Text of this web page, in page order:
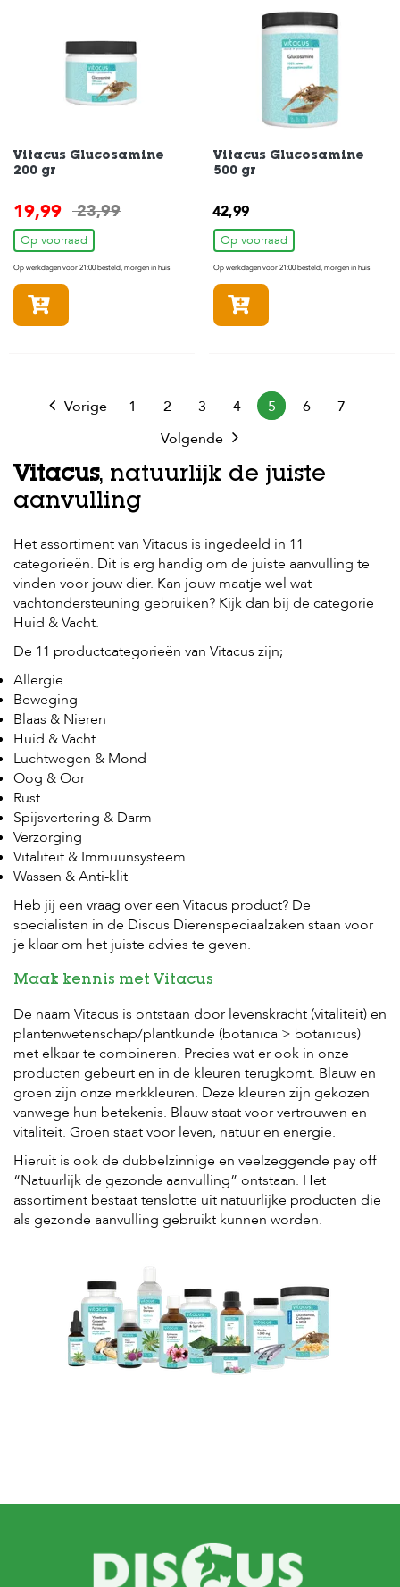
Vitacus Glucosamine
200 gr
23,99
19,99
Op voorraad
Op werkdagen voor 21:00 besteld, morgen in huis
Vitacus Glucosamine
500 gr
42,99
Op voorraad
Op werkdagen voor 21:00 besteld, morgen in huis
Vorige 1 2 3 4 5 6
7
Volgende
Vitacus, natuurlijk de juiste
aanvulling
Het assortiment van Vitacus is ingedeeld in 11
categorieën. Dit is erg handig om de juiste aanvulling te
vinden voor jouw dier. Kan jouw maatje wel wat
vachtondersteuning gebruiken? Kijk dan bij de categorie
Huid & Vacht.
De 11 productcategorieën van Vitacus zijn;
Allergie
Beweging
Blaas & Nieren
Huid & Vacht
Luchtwegen & Mond
Oog & Oor
Rust
Spijsvertering & Darm
Verzorging
Vitaliteit & Immuunsysteem
Wassen & Anti-klit
Heb jij een vraag over een Vitacus product? De
specialisten in de Discus Dierenspeciaalzaken staan voor
je klaar om het juiste advies te geven.
Maak kennis met Vitacus
De naam Vitacus is ontstaan door levenskracht (vitaliteit) en
plantenwetenschap/plantkunde (botanica > botanicus)
met elkaar te combineren. Precies wat er ook in onze
producten gebeurt en in de kleuren terugkomt. Blauw en
groen zijn onze merkkleuren. Deze kleuren zijn gekozen
vanwege hun betekenis. Blauw staat voor vertrouwen en
vitaliteit. Groen staat voor leven, natuur en energie.
Hieruit is ook de dubbelzinnige en veelzeggende pay off
“Natuurlijk de gezonde aanvulling” ontstaan. Het
assortiment bestaat tenslotte uit natuurlijke producten die
als gezonde aanvulling gebruikt kunnen worden.